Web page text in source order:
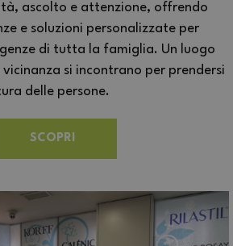
ascolto e attenzione, offrendo
e soluzioni personalizzate per
di tutta la famiglia. Un luogo
si incontrano per prendersi
delle persone.
SCOPRI